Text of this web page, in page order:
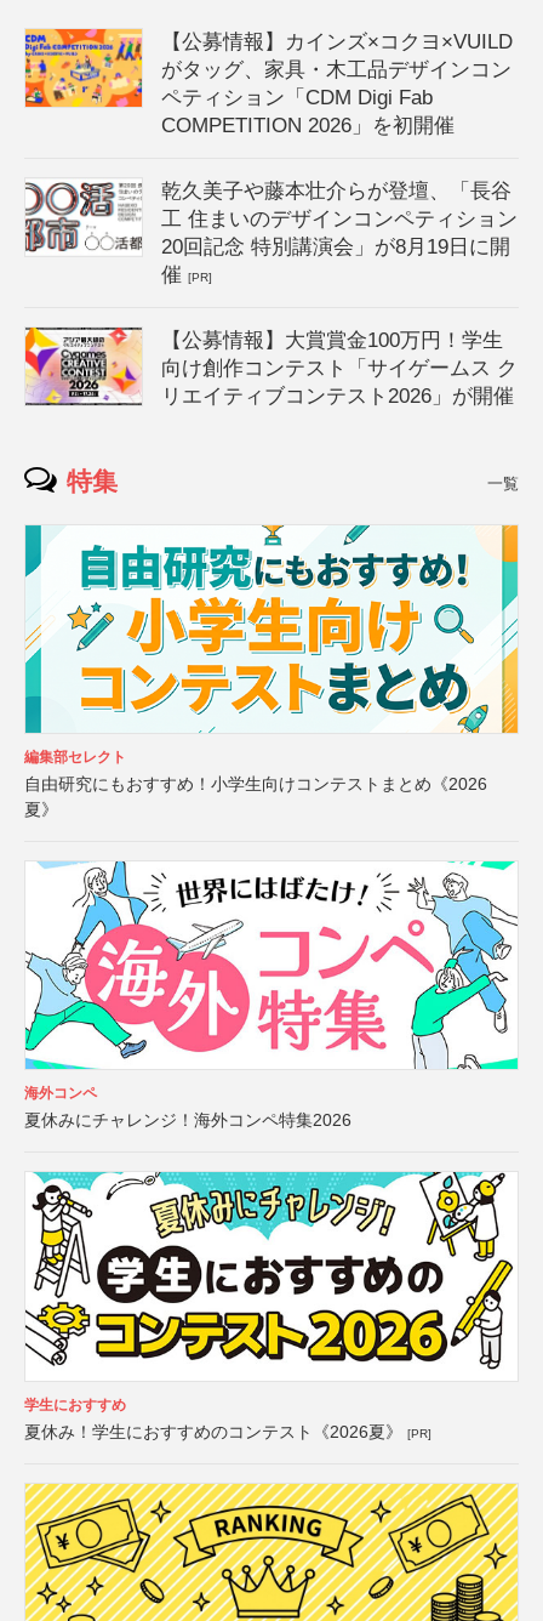
【公募情報】カインズ×コクヨ×VUILD
がタッグ、家具・木工品デザインコン
ペティション「CDM Digi Fab
COMPETITION 2026」を初開催
乾久美子や藤本壮介らが登壇、「長谷
工 住まいのデザインコンペティション
20回記念 特別講演会」が8月19日に開
催[PR]
【公募情報】大賞賞金100万円！学生
向け創作コンテスト「サイゲームス ク
リエイティブコンテスト2026」が開催
特集 一覧
編集部セレクト
自由研究にもおすすめ！小学生向けコンテストまとめ《2026
夏》
海外コンペ
夏休みにチャレンジ！海外コンペ特集2026
学生におすすめ
夏休み！学生におすすめのコンテスト《2026夏》 [PR]